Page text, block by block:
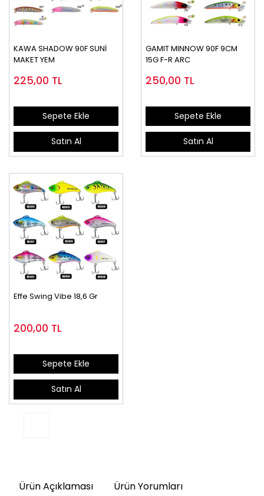
KAWA SHADOW 90F SUNİ
MAKET YEM
225,00 TL
Sepete Ekle
Satın Al
GAMIT MINNOW 90F 9CM
15G F-R ARC
250,00 TL
Sepete Ekle
Satın Al
Effe Swing Vibe 18,6 Gr
200,00 TL
Sepete Ekle
Satın Al
Ürün Açıklaması Ürün Yorumları